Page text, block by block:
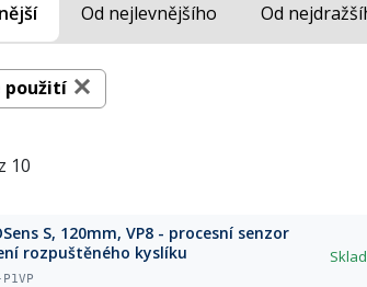
Od nejlevnějšího Od
použití
10
S, 120mm, VP8 - procesní senzor
rozpuštěného kyslíku